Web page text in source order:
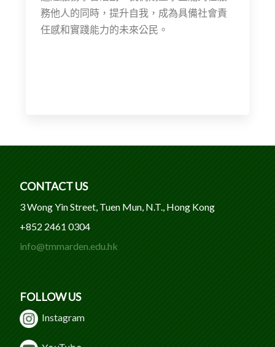
務他人的同時，提升自我，成為具備社會責
任感和實踐能力的未來公民。
CONTACT US
3 Wong Yin Street, Tuen Mun, N.T., Hong Kong
+852 2461 0304
info@tmmarden.edu.hk
FOLLOW US
Instagram